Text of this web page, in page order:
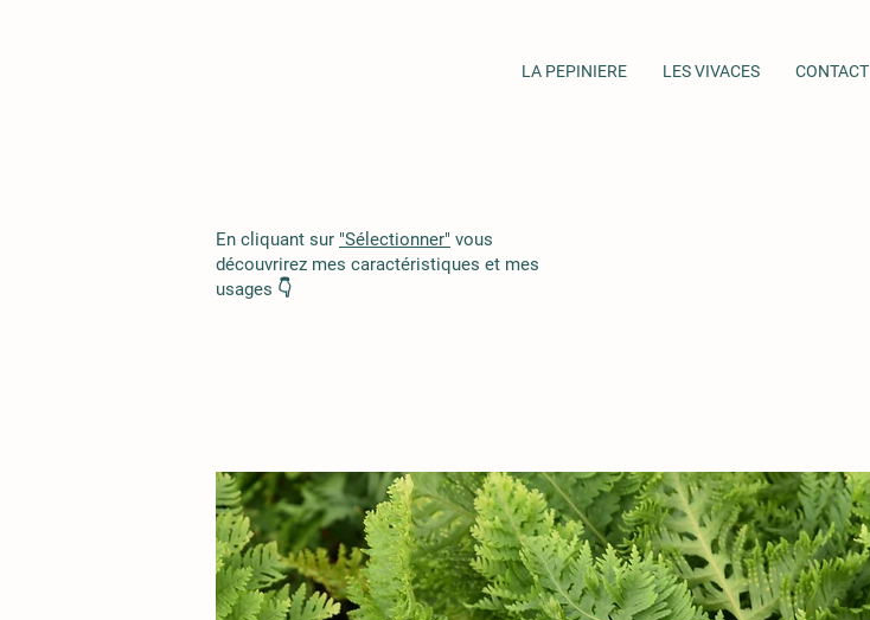
LA PEPINIERE LES VIVACES CONTACT
En cliquant sur "Sélectionner" vous
découvrirez mes caractéristiques et mes
usages 👇